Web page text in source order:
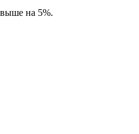
выше на 5%.